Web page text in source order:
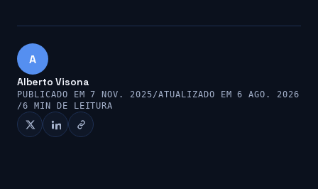
A
Alberto Visona
PUBLICADO EM 7 NOV. 2025/ATUALIZADO EM 6 AGO. 2026
/6 MIN DE LEITURA